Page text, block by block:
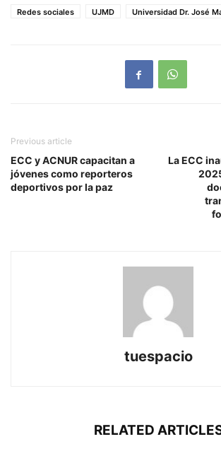
Redes sociales
UJMD Universidad Dr. José
Previous article
ECC y ACNUR capacitan a
jóvenes como reporteros
deportivos por la paz
La ECC
tuespacio
RELATED